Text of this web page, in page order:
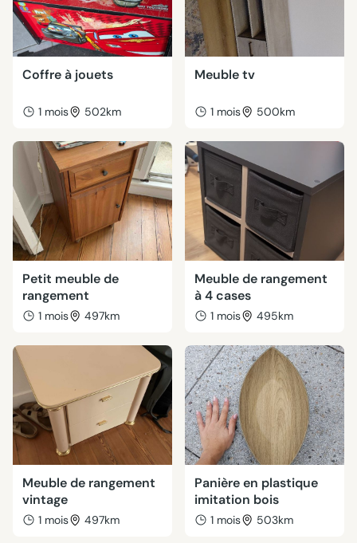
Coffre à jouets
1 mois 502km
Meuble tv
1 mois 500km
Petit meuble de
rangement
1 mois 497km
Meuble de rangement
à 4 cases
1 mois 495km
Meuble de rangement
vintage
1 mois 497km
Panière en plastique
imitation bois
1 mois 503km